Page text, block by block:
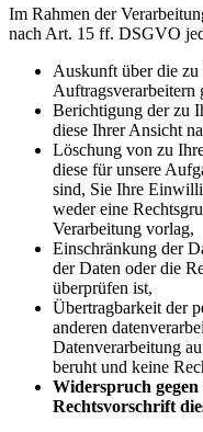
Im Rahmen der
nach Art. 15 ff. DSGVO
Auskunft über die zu
Auftragsverarbeitern
Berichtigung der zu
diese Ihrer Ansicht
Löschung von zu
diese für unsere
sind, Sie Ihre
weder eine
Verarbeitung vorlag,
Einschränkung der
der Daten oder die
überprüfen ist,
Übertragbarkeit der
anderen
Datenverarbeitung
beruht und keine
Widerspruch
Rechtsvorschrift